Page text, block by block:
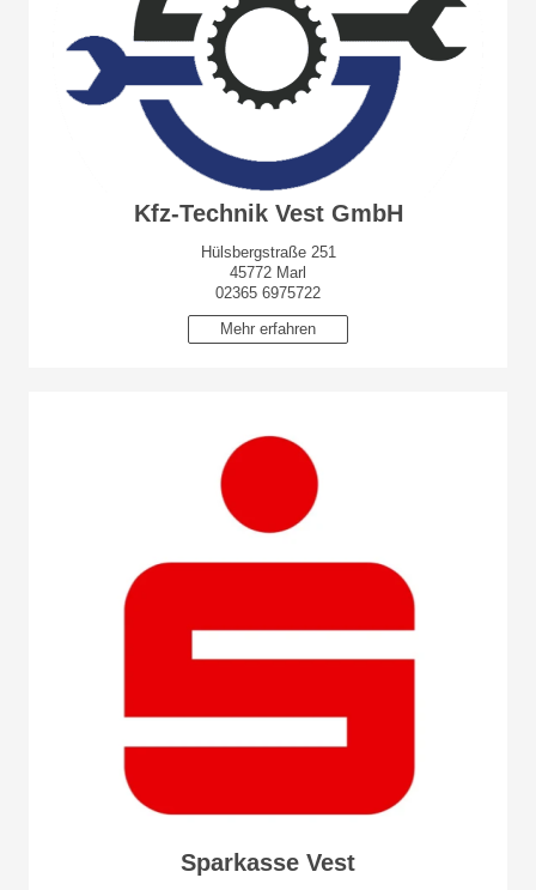
Kfz-Technik Vest GmbH
Hülsbergstraße 251
45772 Marl
02365 6975722
Mehr erfahren
Sparkasse Vest